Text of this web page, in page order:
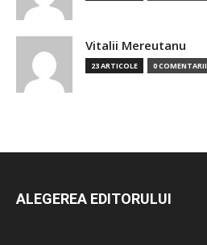
Vitalii Mereutanu
23 ARTICOLE 0 COMENTARII
ALEGEREA EDITORULUI